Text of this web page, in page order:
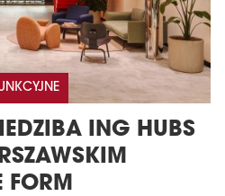
ING HUBS
FORM